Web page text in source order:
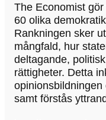
The Economist
60 olika
Rankningen sker
mångfald, hur
deltagande,
rättigheter. Detta
opinionsbildningen
samt förstås